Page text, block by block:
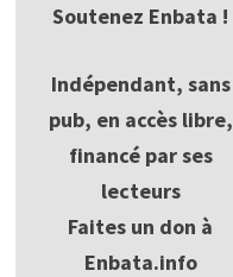
Soutenez Enbata !
Indépendant, sans
pub, en accès libre,
financé par ses
lecteurs
Faites un don à
Enbata.info